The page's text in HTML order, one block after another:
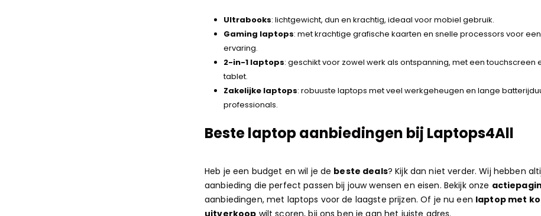
Ultrabooks: lichtgewicht, dun en krachtig, ideaal voor mobiel gebruik.
Gaming laptops: met krachtige grafische kaarten en snelle processors voor
ervaring.
2-in-1 laptops: geschikt voor zowel werk als ontspanning, met een touchscreen
tablet.
Zakelijke laptops: robuuste laptops met veel werkgeheugen en lange
professionals.
Beste laptop aanbiedingen bij Laptops4All
Heb je een budget en wil je de beste deals? Kijk dan niet verder. Wij hebben
aanbieding die perfect passen bij jouw wensen en eisen. Bekijk onze
aanbiedingen, met laptops voor de laagste prijzen. Of je nu een laptop met
uitverkoop wilt scoren, bij ons ben je aan het juiste adres.